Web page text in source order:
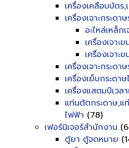
เครื่องเคลือบบัตร
เครื่องเจาะกระดา
อะไหล่เหล็กเ
เครื่องเจาะ
เครื่องเจาะ
เครื่องเจาะกระดา
เครื่องเย็บกระดา
เครื่องแสตมป์เวล
แท่นตัดกระดาษ,
ไฟฟ้า (78)
เฟอร์นิเจอร์สำนักงาน
ตู้ยา ตู้จดหมาย